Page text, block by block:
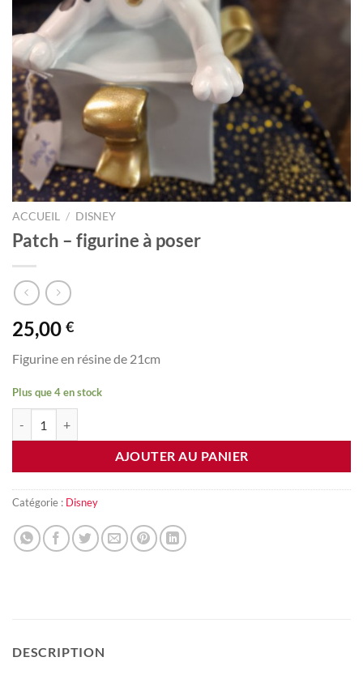
ACCUEIL / DISNEY
Patch – figurine à poser
25,00 €
Figurine en résine de 21cm
Plus que 4 en stock
AJOUTER AU PANIER
Catégorie : Disney
DESCRIPTION